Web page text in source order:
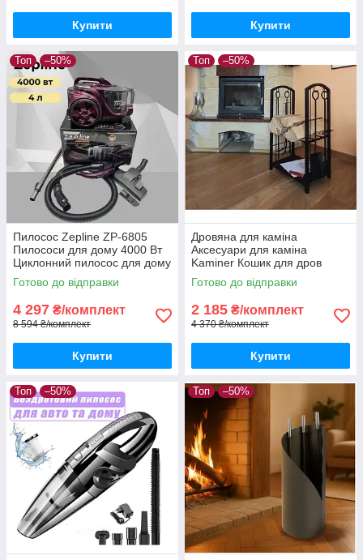
Купити Купити
Топ –50%
Пилосос Zepline ZP-6805
Пилососи для дому 4000 Вт
Циклонний пилосос для дому
з контейнером, якісний
пилосос для дому
Готово до відправки
4 297 ₴/комплект
8 594 ₴/комплект
Купити
Топ –50%
Дровяна для каміна
Аксесуари для каміна
Kaminer Кошик для дров
Дров'яна лофт Аксесуари
для камінів і дров'яних печей
Готово до відправки
2 185 ₴/комплект
4 370 ₴/комплект
Купити
Топ –50% Топ –50%